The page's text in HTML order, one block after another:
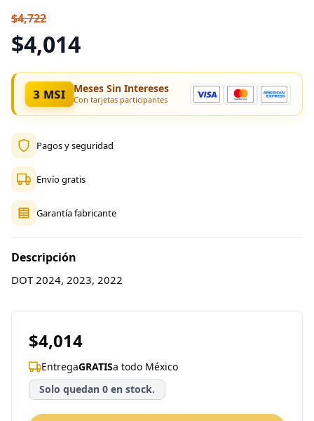
$4,722
$4,014
3 MSI Meses Sin Intereses
Con tarjetas participantes
Pagos y seguridad
Envío gratis
Garantía fabricante
Descripción
DOT 2024, 2023, 2022
$4,014
EntregaGRATISa todo México
Solo quedan 0 en stock.